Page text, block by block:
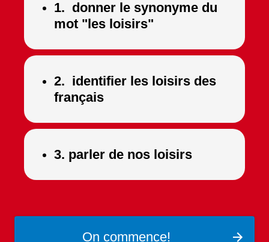
1. donner le synonyme du
mot "les loisirs"
2. identifier les loisirs des
français
3. parler de nos loisirs
On commence!